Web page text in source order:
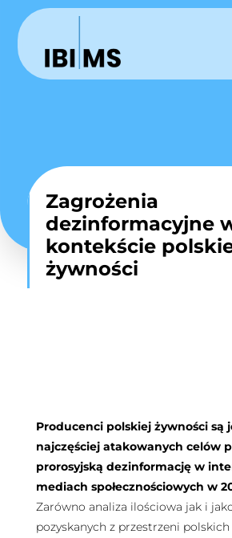
Zagrożenia
dezinformacyjne
kontekście
żywności
Producenci polskiej żywności są
najczęściej atakowanych celów
prorosyjską dezinformację w
mediach społecznościowych w
Zarówno analiza ilościowa jak i
pozyskanych z przestrzeni